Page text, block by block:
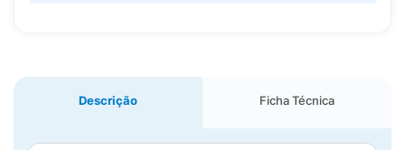
Descrição Ficha Técnica